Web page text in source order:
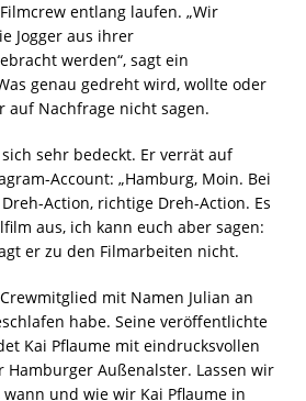
entlang laufen. „Wir
Jogger aus ihrer
werden“, sagt ein
genau gedreht wird, wollte oder
auf Nachfrage nicht sagen.
sehr bedeckt. Er verrät auf
Account: „Hamburg, Moin. Bei
Action, richtige Dreh-Action. Es
aus, ich kann euch aber sagen:
er zu den Filmarbeiten nicht.
mit Namen Julian an
habe. Seine veröffentlichte
Kai Pflaume mit eindrucksvollen
Hamburger Außenalster. Lassen wir
und wie wir Kai Pflaume in